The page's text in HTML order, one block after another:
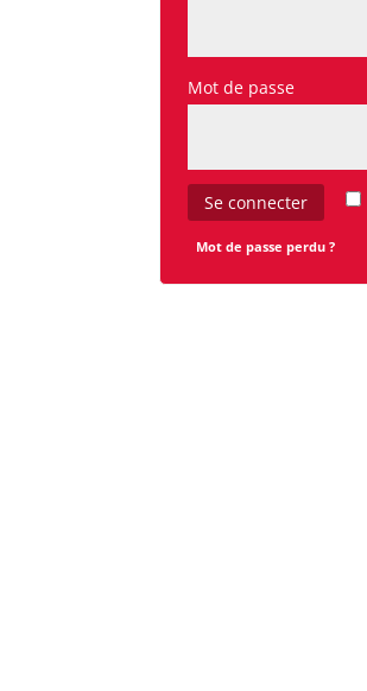
Mot de passe
Se connecter
Mot de passe perdu ?